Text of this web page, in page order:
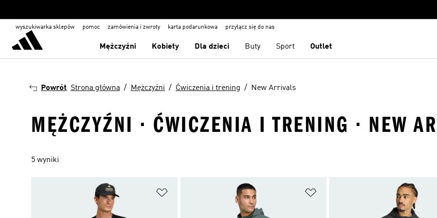
wyszukiwarka sklepów pomoc zamówienia i zwroty karta podarunkowa przyłącz się do nas
Mężczyźni Kobiety Dla dzieci Buty Sport Outlet
Powrót Strona główna Mężczyźni Ćwiczenia i trening New Arrivals
MĘŻCZYŹNI · ĆWICZENIA I TRENING · NEW
5 wyniki
Dodaj do listy życzeń